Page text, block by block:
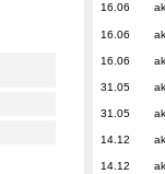
16.06
16.06
16.06
31.05
31.05
14.12
14.12